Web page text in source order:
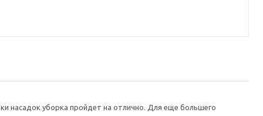
насадок уборка пройдет на отлично. Для еще большего